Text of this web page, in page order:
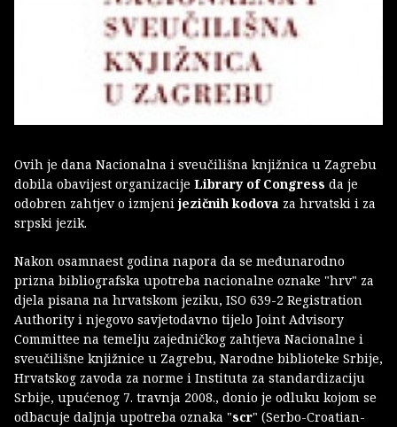
Ovih je dana Nacionalna i sveučilišna knjižnica u Zagrebu
dobila obavijest organizacije Library of Congress da je
odobren zahtjev o izmjenijezičnih kodova za hrvatski i za
srpski jezik.
Nakon osamnaest godina napora da se međunarodno
prizna bibliografska upotreba nacionalne oznake "hrv" za
djela pisana na hrvatskom jeziku, ISO 639-2 Registration
Authority i njegovo savjetodavno tijelo Joint Advisory
Committee na temelju zajedničkog zahtjeva Nacionalne i
sveučilišne knjižnice u Zagrebu, Narodne biblioteke Srbije,
Hrvatskog zavoda za norme i Instituta za standardizaciju
Srbije, upućenog 7. travnja 2008., donio je odluku kojom se
odbacuje daljnja upotreba oznaka "scr" (Serbo-Croatian-